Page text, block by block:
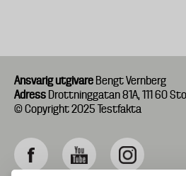
Ansvarig utgivare Bengt Vernberg
Adress Drottninggatan 81A, 111 60
© Copyright 2025 Testfakta